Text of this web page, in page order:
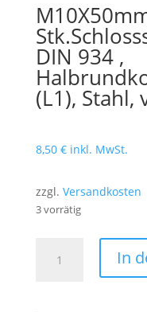
DIN 934 ,
(L1), Stahl,
8,50 € inkl. MwSt.
zzgl. Versandkosten
3 vorrätig
In